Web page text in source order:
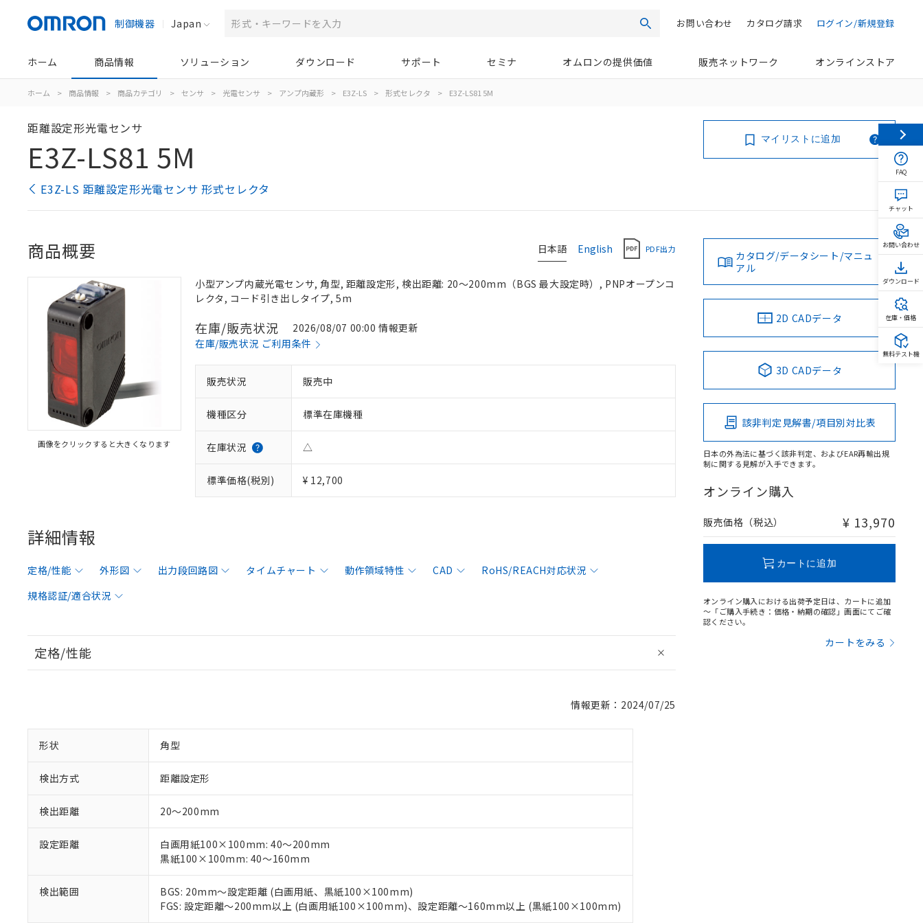
制御機器 Japan 検索 ログイン/新規登録
カタログ請求
お問い合わせ
ホーム 商品情報 ソリューション ダウンロード サポート セミナ オムロンの提供価値 販売ネットワーク オンラインストア
ホーム > 商品情報 > 商品カテゴリ > センサ > 光電センサ > アンプ内蔵形 > E3Z-LS > 形式セレクタ > E3Z-LS81 5M
距離設定形光電センサ
E3Z-LS81 5M
E3Z-LS 距離設定形光電センサ 形式セレクタ
マイリストに追加
日本語 English PDF出力
商品概要
画像をクリックすると大きくなります
小型アンプ内蔵光電センサ, 角型, 距離設定形, 検出距離: 20～200mm（BGS 最大設定時）, PNPオープンコ
レクタ, コード引き出しタイプ, 5m
在庫/販売状況
2026/08/07 00:00 情報更新
在庫/販売状況 ご利用条件
販売状況 販売中
機種区分 標準在庫機種
在庫状況 △
標準価格(税別) ¥ 12,700
詳細情報
定格/性能 外形図 出力段回路図 タイムチャート 動作領域特性 CAD
RoHS/REACH対応状況
規格認証/適合状況
定格/性能
情報更新：2024/07/25
形状 角型
検出方式 距離設定形
検出距離 20～200mm
設定距離
白画用紙100×100mm: 40～200mm
黒紙100×100mm: 40～160mm
検出範囲
BGS: 20mm～設定距離 (白画用紙、黒紙100×100mm)
FGS: 設定距離～200mm以上 (白画用紙100×100mm)、設定距離～160mm以上 (黒紙100×100mm)
カタログ/データシート/マニュ
アル
2D CADデータ
3D CADデータ
該非判定見解書/項目別対比表
日本の外為法に基づく該非判定、およびEAR再輸出規
制に関する見解が入手できます。
オンライン購入
販売価格（税込） ¥ 13,970
カートに追加
オンライン購入における出荷予定日は、カートに追加
～「ご購入手続き：価格・納期の確認」画面にてご確
認ください。
カートをみる
FAQ
チャット
お問い合わせ
ダウンロード
在庫・価格
無料テスト機